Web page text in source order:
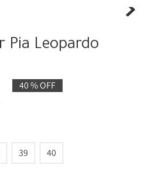
Pia Leopardo
40 %OFF
39 40